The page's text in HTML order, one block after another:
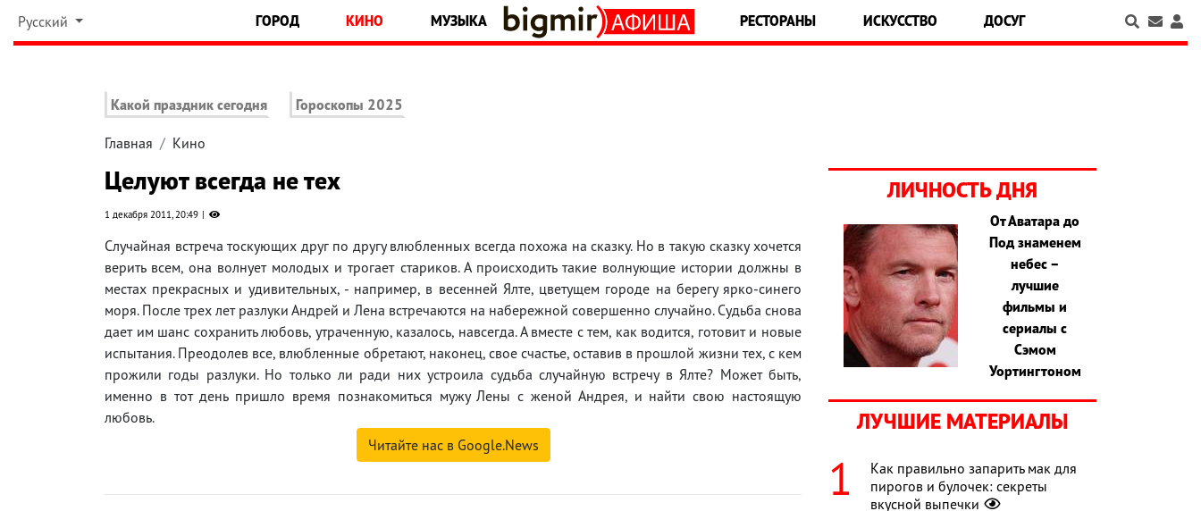
Русский ГОРОД КИНО МУЗЫКА РЕСТОРАНЫ ИСКУССТВО ДОСУГ
Какой праздник сегодня Гороскопы 2025
Главная Кино
Целуют всегда не тех
1 декабря 2011, 20:49
Случайная встреча тоскующих друг по другу влюбленных всегда похожа на сказку. Но в такую сказку хочется
верить всем, она волнует молодых и трогает стариков. А происходить такие волнующие истории должны в
местах прекрасных и удивительных, - например, в весенней Ялте, цветущем городе на берегу ярко-синего
моря. После трех лет разлуки Андрей и Лена встречаются на набережной совершенно случайно. Судьба снова
дает им шанс сохранить любовь, утраченную, казалось, навсегда. А вместе с тем, как водится, готовит и новые
испытания. Преодолев все, влюбленные обретают, наконец, свое счастье, оставив в прошлой жизни тех, с кем
прожили годы разлуки. Но только ли ради них устроила судьба случайную встречу в Ялте? Может быть,
именно в тот день пришло время познакомиться мужу Лены с женой Андрея, и найти свою настоящую
любовь.
Читайте нас в Google.News
ЛИЧНОСТЬ ДНЯ
От Аватара до
Под знаменем
небес –
лучшие
фильмы и
сериалы с
Сэмом
Уортингтоном
ЛУЧШИЕ МАТЕРИАЛЫ
Как правильно запарить мак для
пирогов и булочек: секреты
вкусной выпечки